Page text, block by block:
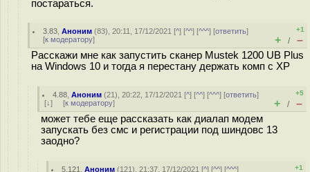
постараться.
3.83 ,Аноним (83), 20:11, 17/12/2021 [^] [^^] [^^^] [ответить]
[к модератору]
+1
+ / –
Расскажи мне как запустить сканер Mustek 1200 UB Plus
на Windows 10 и тогда я перестану держать комп с XP
4.88 ,Аноним (21), 20:22, 17/12/2021 [^] [^^] [^^^] [ответить]
[↓] [к модератору]
+5
+ / –
может тебе еще рассказать как диалап модем
запускать без смс и регистрации под шиндовс 13
заодно?
5.121 ,Аноним (121), 21:37, 17/12/2021 [^] [^^] [^^^]
+1